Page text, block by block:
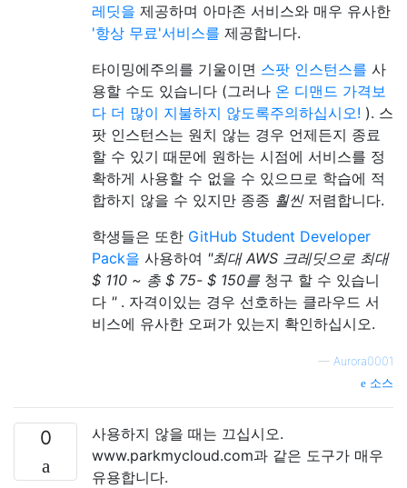
레딧을 제공하며 아마존 서비스와 매우 유사한
'항상 무료'서비스를 제공합니다.
타이밍에주의를 기울이면 스팟 인스턴스를 사
용할 수도 있습니다 (그러나 온 디맨드 가격보
다 더 많이 지불하지 않도록주의하십시오! ). 스
팟 인스턴스는 원치 않는 경우 언제든지 종료
할 수 있기 때문에 원하는 시점에 서비스를 정
확하게 사용할 수 없을 수 있으므로 학습에 적
합하지 않을 수 있지만 종종 훨씬저렴합니다.
학생들은 또한 GitHub Student Developer
Pack을 사용하여 "최대 AWS 크레딧으로 최대
$ 110 ~ 총 $ 75- $ 150를 청구 할 수 있습니
다 ". 자격이있는 경우 선호하는 클라우드 서
비스에 유사한 오퍼가 있는지 확인하십시오.
— Aurora0001
소스
0
사용하지 않을 때는 끄십시오.
www.parkmycloud.com과 같은 도구가 매우
유용합니다.